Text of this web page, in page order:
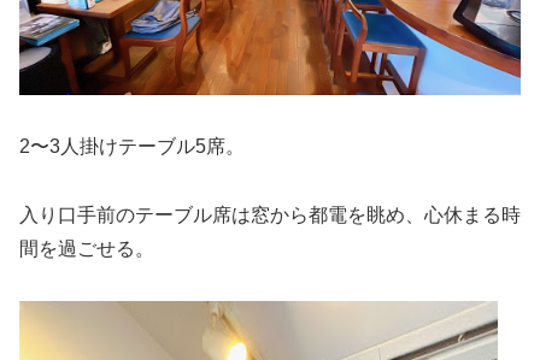
2〜3人掛けテーブル5席。
入り口手前のテーブル席は窓から都電を眺め、心休まる時
間を過ごせる。